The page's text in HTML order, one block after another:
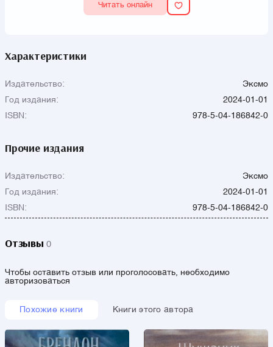
Читать онлайн
Характеристики
Издательство:
Эксмо
Год издания:
2024-01-01
ISBN:
978-5-04-186842-0
Прочие издания
Издательство:
Эксмо
Год издания:
2024-01-01
ISBN:
978-5-04-186842-0
Отзывы 0
Чтобы оставить отзыв или проголосовать, необходимо
авторизоваться
Похожие книги Книги этого автора